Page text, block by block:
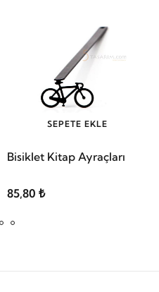
SEPETE EKLE
Bisiklet Kitap Ayraçları
85,80 ₺